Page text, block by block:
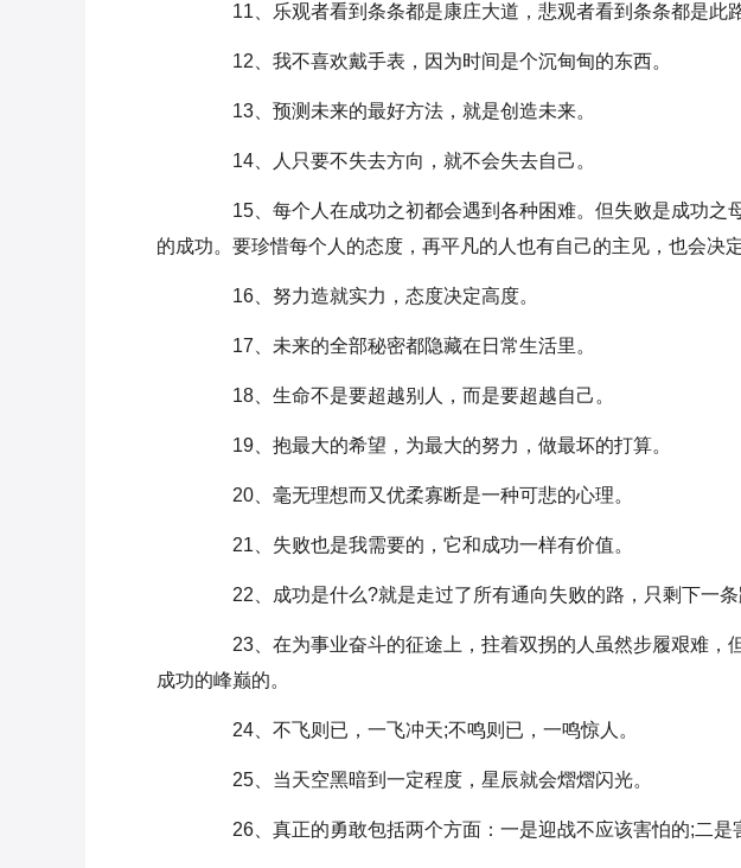
11、乐观者看到条条都是康庄大道，悲观者看到条条都是此路
12、我不喜欢戴手表，因为时间是个沉甸甸的东西。
13、预测未来的最好方法，就是创造未来。
14、人只要不失去方向，就不会失去自己。
15、每个人在成功之初都会遇到各种困难。但失败是成功之
的成功。要珍惜每个人的态度，再平凡的人也有自己的主见，也会决
16、努力造就实力，态度决定高度。
17、未来的全部秘密都隐藏在日常生活里。
18、生命不是要超越别人，而是要超越自己。
19、抱最大的希望，为最大的努力，做最坏的打算。
20、毫无理想而又优柔寡断是一种可悲的心理。
21、失败也是我需要的，它和成功一样有价值。
22、成功是什么?就是走过了所有通向失败的路，只剩下一条
23、在为事业奋斗的征途上，拄着双拐的人虽然步履艰难，
成功的峰巅的。
24、不飞则已，一飞冲天;不鸣则已，一鸣惊人。
25、当天空黑暗到一定程度，星辰就会熠熠闪光。
26、真正的勇敢包括两个方面：一是迎战不应该害怕的;二是